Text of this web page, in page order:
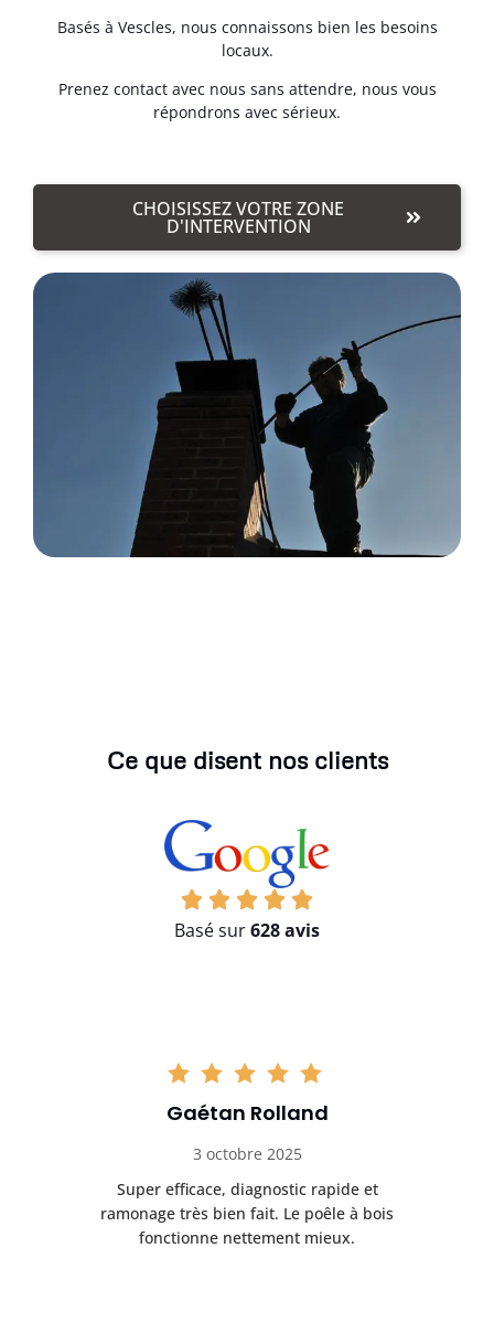
Basés à Vescles, nous connaissons bien les besoins
locaux.
Prenez contact avec nous sans attendre, nous vous
répondrons avec sérieux.
CHOISISSEZ VOTRE ZONE
D'INTERVENTION
Ce que disent nos clients
Basé sur628 avis
Gaétan Rolland
3 octobre 2025
Super efficace, diagnostic rapide et
ramonage très bien fait. Le poêle à bois
fonctionne nettement mieux.